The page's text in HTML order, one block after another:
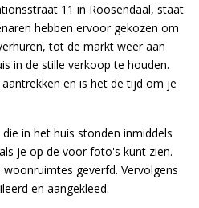
11 in Roosendaal, staat
hebben ervoor gekozen om
tot de markt weer aan
in de stille verkoop te houden.
en is het de tijd om je
in het huis stonden inmiddels
je op de voor foto's kunt zien.
geverfd. Vervolgens
en aangekleed.